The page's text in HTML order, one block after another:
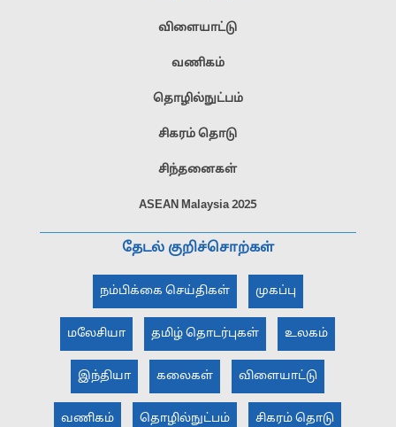
விளையாட்டு
வணிகம்
தொழில்நுட்பம்
சிகரம் தொடு
சிந்தனைகள்
ASEAN Malaysia 2025
தேடல் குறிச்சொற்கள்
நம்பிக்கை செய்திகள் முகப்பு
மலேசியா தமிழ் தொடர்புகள் உலகம்
இந்தியா கலைகள் விளையாட்டு
வணிகம் தொழில்நுட்பம் சிகரம் தொடு